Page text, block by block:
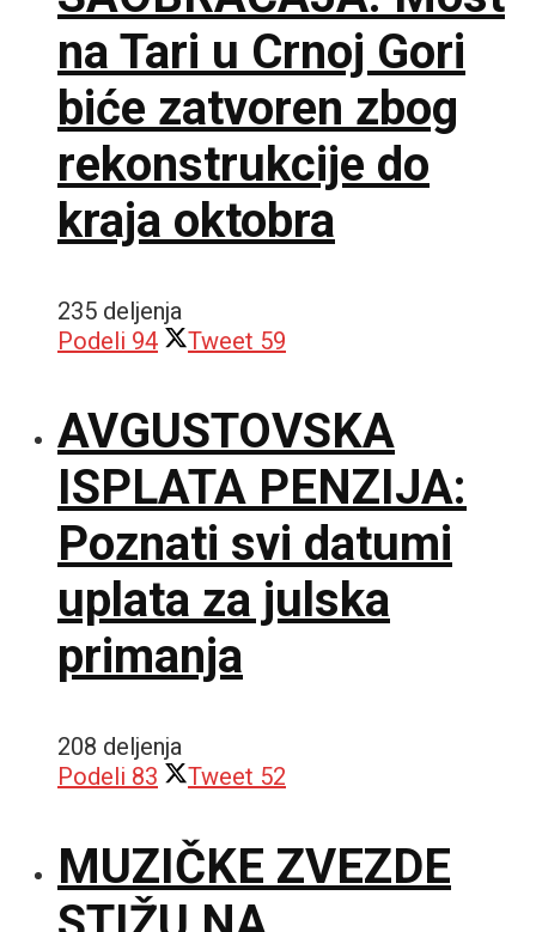
na Tari u Crnoj Gori
biće zatvoren zbog
rekonstrukcije do
kraja oktobra
235 deljenja
Podeli 94 Tweet 59
AVGUSTOVSKA
ISPLATA PENZIJA:
Poznati svi datumi
uplata za julska
primanja
208 deljenja
Podeli 83 Tweet 52
MUZIČKE ZVEZDE